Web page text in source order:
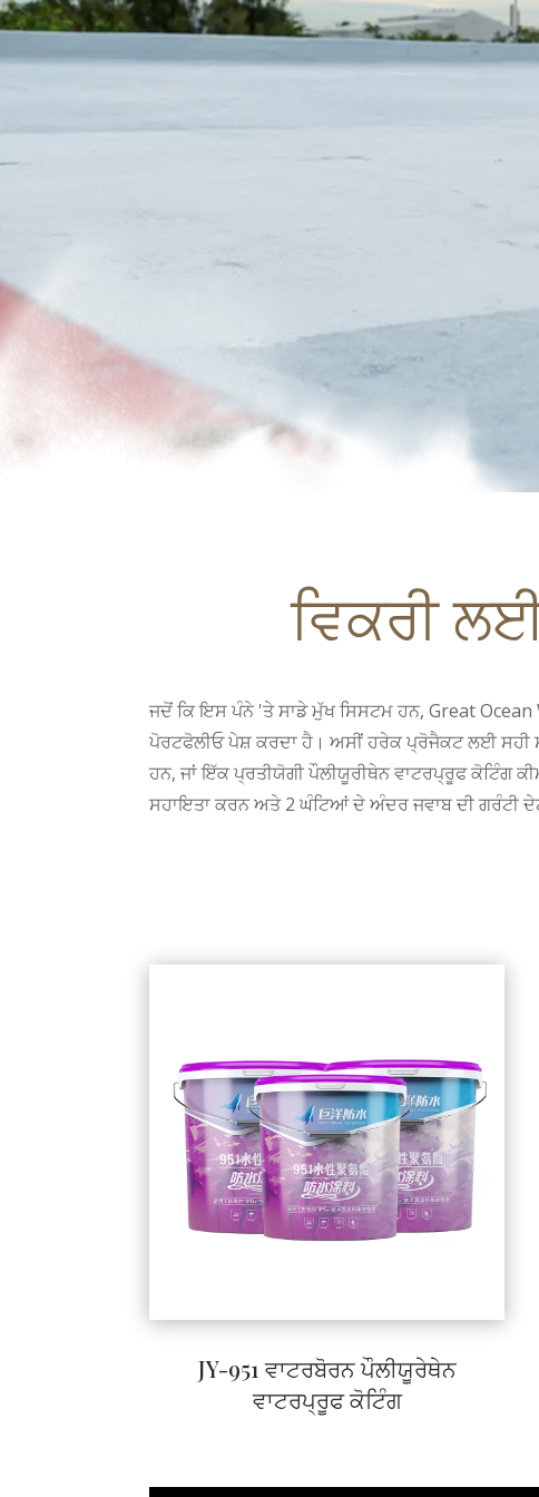
ਵਿਕਰੀ
ਜਦੋਂ ਕਿ ਇਸ ਪੰਨੇ 'ਤੇ ਸਾਡੇ ਮੁੱਖ ਸਿਸਟਮ ਹਨ, Great
ਪੋਰਟਫੋਲੀਓ ਪੇਸ਼ ਕਰਦਾ ਹੈ। ਅਸੀਂ ਹਰੇਕ ਪ੍ਰੋਜੈਕਟ ਲਈ ਸਹੀ
ਹਨ, ਜਾਂ ਇੱਕ ਪ੍ਰਤੀਯੋਗੀ ਪੌਲੀਯੂਰੀਥੇਨ ਵਾਟਰਪ੍ਰੂਫ ਕੋਟਿੰਗ
ਸਹਾਇਤਾ ਕਰਨ ਅਤੇ 2 ਘੰਟਿਆਂ ਦੇ ਅੰਦਰ ਜਵਾਬ ਦੀ ਗਰੰਟੀ
JY-951 ਵਾਟਰਬੋਰਨ ਪੌਲੀਯੂਰੇਥੇਨ
ਵਾਟਰਪ੍ਰੂਫ ਕੋਟਿੰਗ